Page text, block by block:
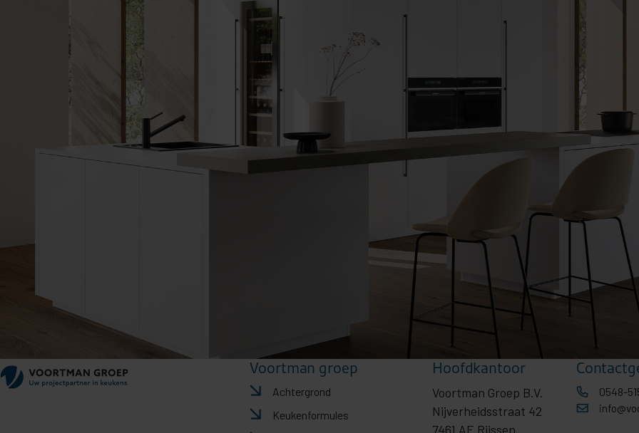
Voortman groep
Achtergrond
Keukenformules
Hoofdkantoor
Voortman Groep B.V.
Nijverheidsstraat 42
7461 AE Rijssen
0548-